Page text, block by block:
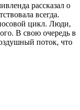
рассказал о
всегда.
цикл. Люди,
В свою очередь в
поток, что